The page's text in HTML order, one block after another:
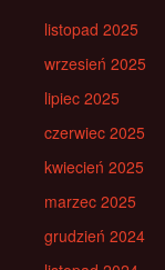
listopad 2025
wrzesień 2025
lipiec 2025
czerwiec 2025
kwiecień 2025
marzec 2025
grudzień 2024